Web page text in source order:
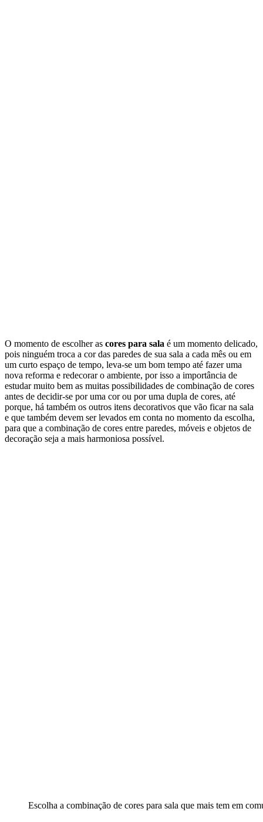
O momento de escolher as cores para sala é um momento delicado,
pois ninguém troca a cor das paredes de sua sala a cada mês ou em
um curto espaço de tempo, leva-se um bom tempo até fazer uma
nova reforma e redecorar o ambiente, por isso a importância de
estudar muito bem as muitas possibilidades de combinação de cores
antes de decidir-se por uma cor ou por uma dupla de cores, até
porque, há também os outros itens decorativos que vão ficar na sala
e que também devem ser levados em conta no momento da escolha,
para que a combinação de cores entre paredes, móveis e objetos de
decoração seja a mais harmoniosa possível.
Escolha a combinação de cores para sala que mais tem em